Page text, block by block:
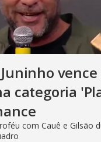
categoria
com Cauê e Gilsão